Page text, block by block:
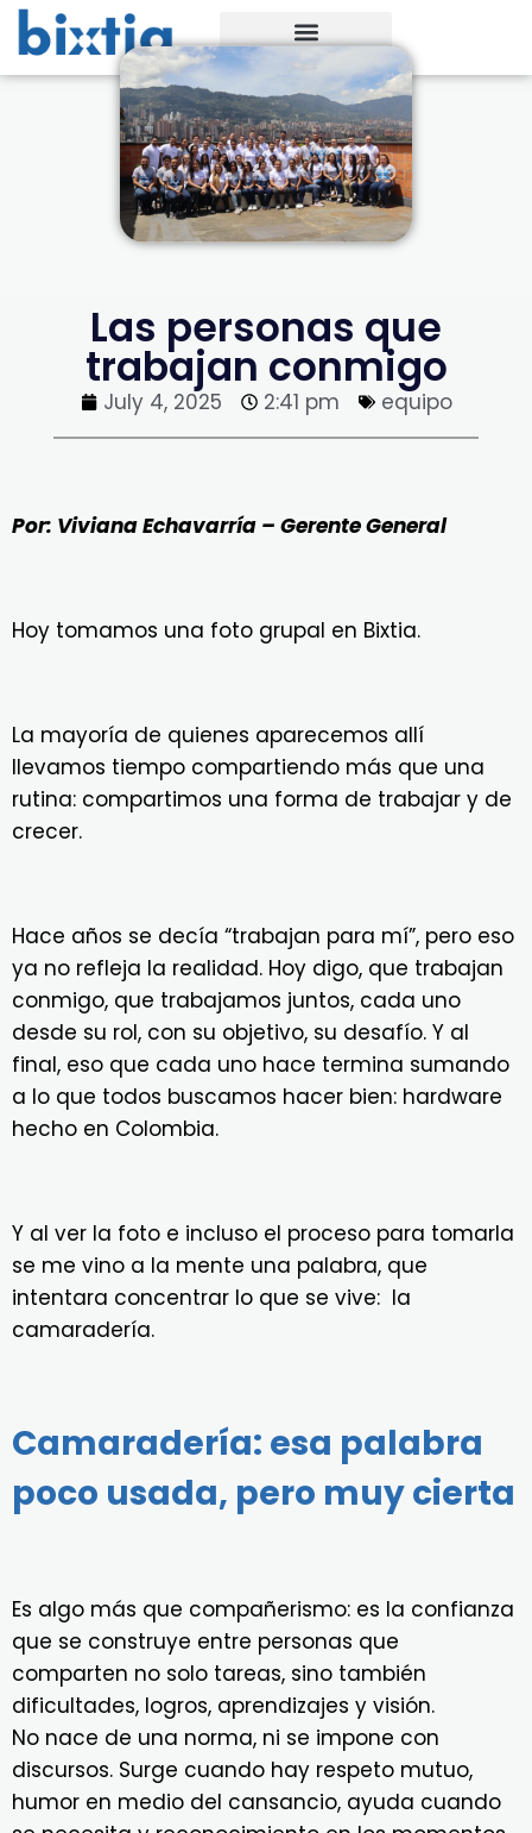
Las personas que
trabajan conmigo
July 4, 2025 2:41 pm equipo
Por: Viviana Echavarría – Gerente General
Hoy tomamos una foto grupal en Bixtia.
La mayoría de quienes aparecemos allí
llevamos tiempo compartiendo más que una
rutina: compartimos una forma de trabajar y de
crecer.
Hace años se decía “trabajan para mí”, pero eso
ya no refleja la realidad. Hoy digo, que trabajan
conmigo, que trabajamos juntos, cada uno
desde su rol, con su objetivo, su desafío. Y al
final, eso que cada uno hace termina sumando
a lo que todos buscamos hacer bien: hardware
hecho en Colombia.
Y al ver la foto e incluso el proceso para tomarla
se me vino a la mente una palabra, que
intentara concentrar lo que se vive: la
camaradería.
Camaradería: esa palabra
poco usada, pero muy cierta
Es algo más que compañerismo: es la confianza
que se construye entre personas que
comparten no solo tareas, sino también
dificultades, logros, aprendizajes y visión.
No nace de una norma, ni se impone con
discursos. Surge cuando hay respeto mutuo,
humor en medio del cansancio, ayuda cuando